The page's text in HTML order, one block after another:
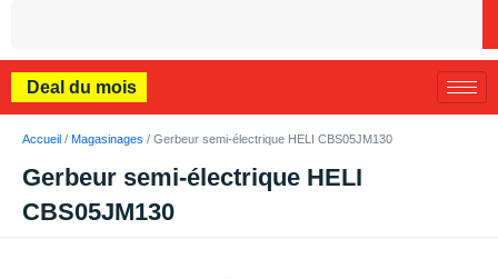
Deal du mois
Accueil / Magasinages / Gerbeur semi-électrique HELI CBS05JM130
Gerbeur semi-électrique HELI
CBS05JM130